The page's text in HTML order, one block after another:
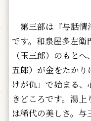
第三部は『与話情
です。和泉屋多左衛
（玉三郎）のもと
五郎）が金をたかり
けが仇」で始まる
きどころです。湯
は稀代の美しさ。